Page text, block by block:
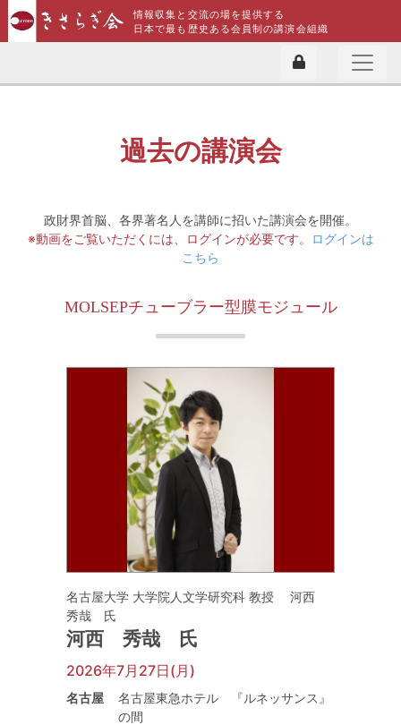
情報収集と交流の場を提供する
日本で最も歴史ある会員制の講演会組織
過去の講演会
政財界首脳、各界著名人を講師に招いた講演会を開催。
※動画をご覧いただくには、ログインが必要です。
ログインは
こちら
MOLSEPチューブラー型膜モジュール
名古屋大学 大学院人文学研究科 教授 河西
秀哉 氏
河西 秀哉 氏
2026年7月27日(月)
名古屋
名古屋東急ホテル 『ルネッサンス』
の間